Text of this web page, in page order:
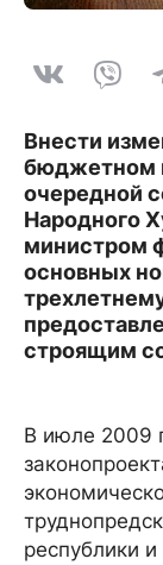
Внести
бюджетном
очередной
Народного
министром
основных
строящим
В июле 2009
республики